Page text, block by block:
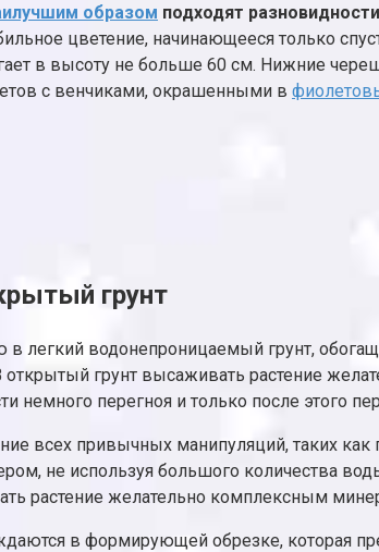
образом подходят
цветение, начинающееся только
в высоту не больше 60 см. Нижние
с венчиками, окрашенными в
грунт
в легкий водонепроницаемый грунт,
открытый грунт высаживать растение
немного перегноя и только после этого
всех привычных манипуляций, таких
не используя большого количества
растение желательно комплексным
в формирующей обрезке, которая